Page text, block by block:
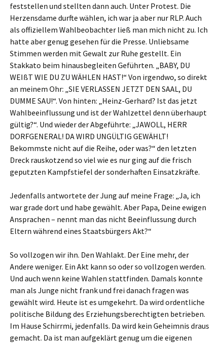
feststellen und stellten dann auch. Unter Protest. Die
Herzensdame durfte wählen, ich war ja aber nur RLP. Auch
als offiziellem Wahlbeobachter ließ man mich nicht zu. Ich
hatte aber genug gesehen für die Presse. Unliebsame
Stimmen werden mit Gewalt zur Ruhe gestellt. Ein
Stakkato beim hinausbegleiten Geführten. „BABY, DU
WEIßT WIE DU ZU WÄHLEN HAST!“ Von irgendwo, so direkt
an meinem Ohr: „SIE VERLASSEN JETZT DEN SAAL, DU
DUMME SAU!“. Von hinten: „Heinz-Gerhard? Ist das jetzt
Wahlbeeinflussung und ist der Wahlzettel denn überhaupt
gültig?“. Und wieder der Abgeführte: „JAWOLL, HERR
DORFGENERAL! DA WIRD UNGÜLTIG GEWÄHLT!
Bekommste nicht auf die Reihe, oder was?“ den letzten
Dreck rauskotzend so viel wie es nur ging auf die frisch
geputzten Kampfstiefel der sonderhaften Einsatzkräfte.
Jedenfalls antwortete der Jung auf meine Frage: „Ja, ich
war grade dort und habe gewählt. Aber Papa, Deine ewigen
Ansprachen – nennt man das nicht Beeinflussung durch
Eltern während eines Staatsbürgers Akt?“
So vollzogen wir ihn. Den Wahlakt. Der Eine mehr, der
Andere weniger. Ein Akt kann so oder so vollzogen werden.
Und auch wenn keine Wahlen stattfinden. Damals konnte
man als Junge nicht frank und frei danach fragen was
gewählt wird. Heute ist es umgekehrt. Da wird ordentliche
politische Bildung des Erziehungsberechtigten betrieben.
Im Hause Schirrmi, jedenfalls. Da wird kein Geheimnis draus
gemacht. Da ist man aufgeklärt genug um die eigenen